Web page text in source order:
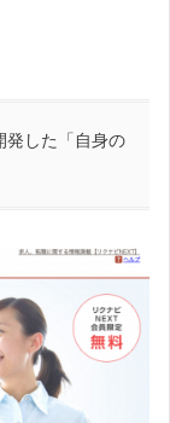
発した「自身の